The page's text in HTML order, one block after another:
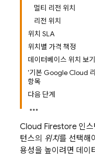
멀티 리전 위치
리전 위치
위치 SLA
위치별 가격 책정
데이터베이스 위치 보기
'기본 Google Cloud
항목
다음 단계
Cloud Firestore 인
턴스의 위치를 선택해
용성을 높이려면 데이